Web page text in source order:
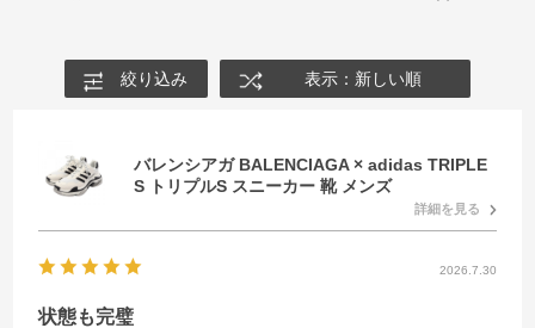
絞り込み 表示：新しい順
バレンシアガ BALENCIAGA × adidas TRIPLE
S トリプルS スニーカー 靴 メンズ
詳細を見る
2026.7.30
状態も完璧